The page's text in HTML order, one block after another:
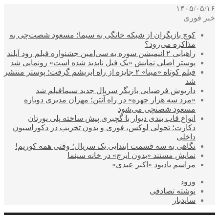
۱۴۰۵/۰۵/۱۶
خبر فوری
کوچ بازیگران از شبکه خانگی به سیما؛ مسعود شصت‌چی به
مذاکره می‌رود؟
راهیابی ۲ انیمیشن سوره به سی‌امین جشنواره فیلم رود آیلند
پوستر اصلی نمایش «یک فیل ناپدید شده است» رونمایی شد
فیلم کوتاه «مینا» ۲ جایزه از راه ابریشم گرفت؛ پوستر منتشر
شد
داریوش فرضیایی بازیگر سریال جدید سیمافیلم شد
«مرد سه هزار چهره» در راه آنتن؛ مهران مدیری دوباره
مسعود شصتچی می‌شود
انواع قاب بندی دیوار با گچبری پیش ساخته پلی یورتان
دکارت؛ تحولی لوکس، فوری و بدون تخریب در دکوراسیون
داخلی
نگاهی به سه قسمت ابتدایی یک سریال؛ وقتی همه کوریم!
نمایش مستند «بدون ایرج» در خانه سینما
مراسم یادبود «اکبر عبدی»
ورود
نوشته تصادفی
سایدبار